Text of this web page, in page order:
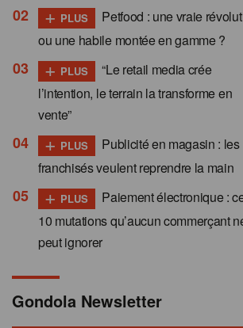
+ PLUS
Petfood : une vraie
ou une habile montée en gamme ?
+ PLUS
“Le retail media crée
l’intention, le terrain la transforme en
vente”
+ PLUS
Publicité en magasin : les
franchisés veulent reprendre la main
+ PLUS
Paiement électronique :
10 mutations qu’aucun commerçant
peut ignorer
Gondola Newsletter